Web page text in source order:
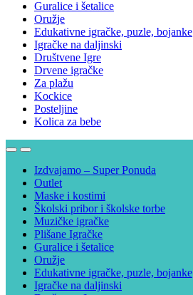
Guralice i šetalice
Oružje
Edukativne igračke, puzle, bojanke
Igračke na daljinski
Društvene Igre
Drvene igračke
Za plažu
Kockice
Posteljine
Kolica za bebe
Izdvajamo – Super Ponuda
Outlet
Maske i kostimi
Školski pribor i školske torbe
Muzičke igračke
Plišane Igračke
Guralice i šetalice
Oružje
Edukativne igračke, puzle, bojanke
Igračke na daljinski